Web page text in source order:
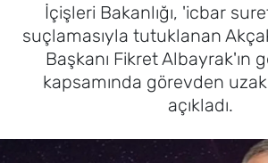
İçişleri Bakanlığı, 'icbar
suçlamasıyla tutuklanan
Başkanı Fikret Albayrak'ın
kapsamında görevden
açıkladı.